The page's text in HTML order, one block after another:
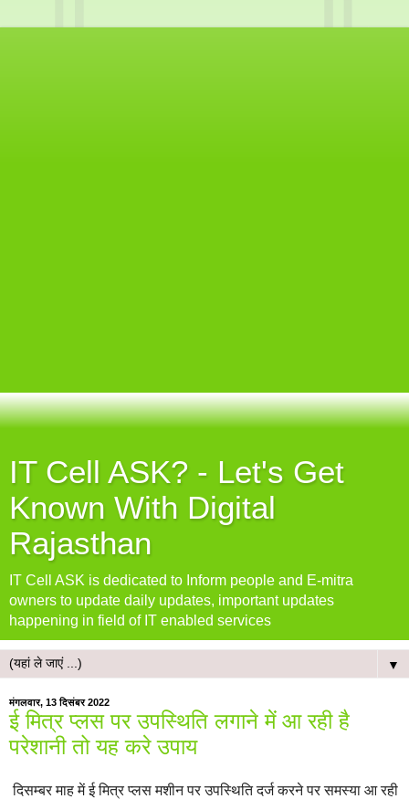
IT Cell ASK? - Let's Get
Known With Digital
Rajasthan
IT Cell ASK is dedicated to Inform people and E-mitra
owners to update daily updates, important updates
happening in field of IT enabled services
▼
मंगलवार, 13 दिसंबर 2022
ई मित्र प्लस पर उपस्थिति लगाने में आ रही है
परेशानी तो यह करे उपाय
दिसम्बर माह में ई मित्र प्लस मशीन पर उपस्थिति दर्ज करने पर समस्या आ रही